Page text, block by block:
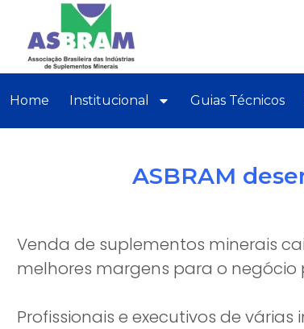
Home Institucional Guias Técnicos
ASBRAM
Venda de suplementos minerais
melhores margens para o negócio
Profissionais e executivos de